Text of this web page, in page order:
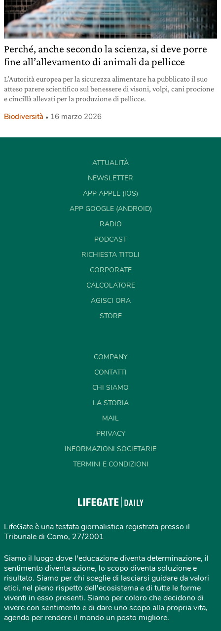
Perché, anche secondo la scienza, si deve porre
fine all’allevamento di animali da pellicce
L’Autorità europea per la sicurezza alimentare ha pubblicato il suo
atteso parere scientifico sul benessere di visoni, volpi, cani procione
e cincillà allevati per la produzione di pellicce.
Biodiversità 16 marzo 2026
ATTUALITÀ
NEWSLETTER
APP APPLE (IOS)
APP GOOGLE (ANDROID)
RADIO
PODCAST
RICHIESTA TITOLI
CORPORATE
CALCOLATORE
AGISCI ORA
STORE
COMPANY
CONTATTI
CHI SIAMO
LA STORIA
MAIL
PRIVACY
INFORMAZIONI SOCIETARIE
TERMINI E CONDIZIONI
LifeGate è una testata giornalistica registrata presso il
Tribunale di Como, 27/2001
Siamo il luogo dove l'educazione diventa determinazione, il
sentimento diventa azione, lo scopo diventa soluzione e
risultato. Siamo per chi sceglie di lasciarsi guidare da valori
etici, nel pieno rispetto dell'ecosistema e di tutte le forme
viventi in esso presenti. Siamo per coloro che decidono di
vivere con sentimento e di dare uno scopo alla propria vita,
agendo per rendere il mondo un posto migliore.